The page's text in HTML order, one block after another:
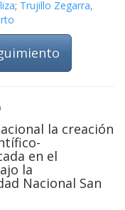
; Trujillo Zegarra,
la creación
en el
la
Nacional San